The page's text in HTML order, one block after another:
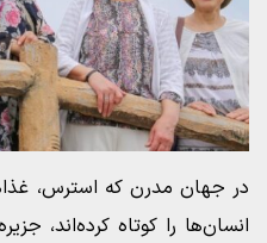
در جهان مدرن که استرس،
انسان‌ها را کوتاه کرده‌اند،